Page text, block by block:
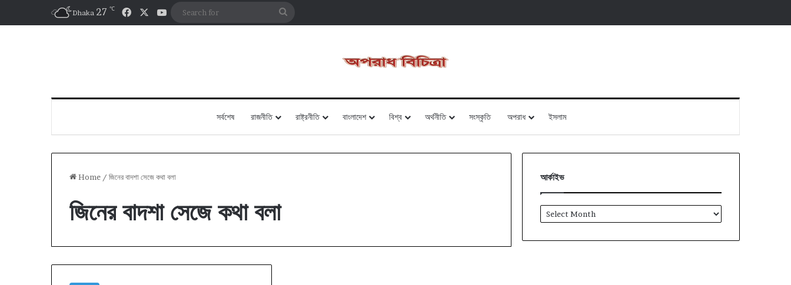
Dhaka 27 ℃ FacebookYouTube
সর্বশেষ রাজনীতি রাষ্ট্রনীতি বাংলাদেশ বিশ্ব অর্থনীতি সংস্কৃতি অপরাধ ইসলাম
Home / জিনের বাদশা সেজে কথা বলা
জিনের বাদশা সেজে কথা বলা
আর্কাইভ
আর্কাইভ